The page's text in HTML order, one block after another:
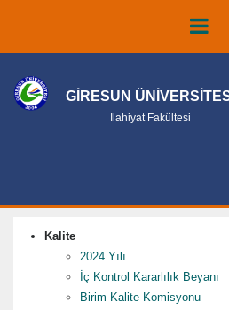
GİRESUN
İlahiyat Fakültesi
Kalite
2024 Yılı
İç Kontrol Kararlılık Beyanı
Birim Kalite Komisyonu